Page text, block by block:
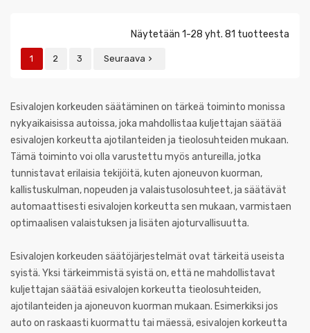
Näytetään 1-28 yht. 81 tuotteesta
1 2 3 Seuraava 
Esivalojen korkeuden säätäminen on tärkeä toiminto monissa
nykyaikaisissa autoissa, joka mahdollistaa kuljettajan säätää
esivalojen korkeutta ajotilanteiden ja tieolosuhteiden mukaan.
Tämä toiminto voi olla varustettu myös antureilla, jotka
tunnistavat erilaisia tekijöitä, kuten ajoneuvon kuorman,
kallistuskulman, nopeuden ja valaistusolosuhteet, ja säätävät
automaattisesti esivalojen korkeutta sen mukaan, varmistaen
optimaalisen valaistuksen ja lisäten ajoturvallisuutta.
Esivalojen korkeuden säätöjärjestelmät ovat tärkeitä useista
syistä. Yksi tärkeimmistä syistä on, että ne mahdollistavat
kuljettajan säätää esivalojen korkeutta tieolosuhteiden,
ajotilanteiden ja ajoneuvon kuorman mukaan. Esimerkiksi jos
auto on raskaasti kuormattu tai mäessä, esivalojen korkeutta